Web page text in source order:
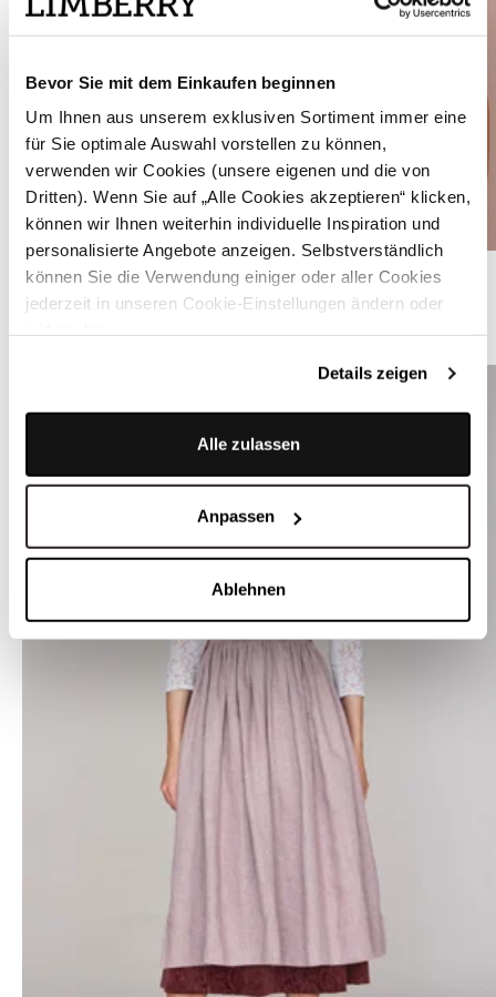
Bevor Sie mit dem Einkaufen beginnen
Um Ihnen aus unserem exklusiven Sortiment immer eine
für Sie optimale Auswahl vorstellen zu können,
verwenden wir Cookies (unsere eigenen und die von
Dritten). Wenn Sie auf „Alle Cookies akzeptieren“ klicken,
können wir Ihnen weiterhin individuelle Inspiration und
personalisierte Angebote anzeigen. Selbstverständlich
können Sie die Verwendung einiger oder aller Cookies
jederzeit in unseren Cookie-Einstellungen ändern oder
Details zeigen
Alle zulassen
Anpassen
Ablehnen
Hochgeschlossene Dirndlbluse mit Flügelärmel - NORA UNI
ÄHNLICHE STYLES